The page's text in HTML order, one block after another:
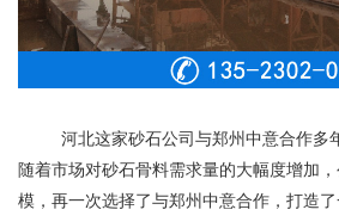
河北这家砂石公司与郑州中意合作多
随着市场对砂石骨料需求量的大幅度增加
模，再一次选择了与郑州中意合作，打造了